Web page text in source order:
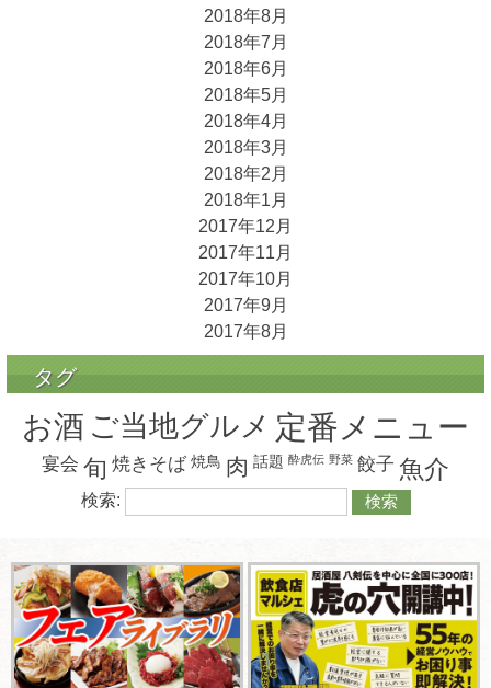
2018年8月
2018年7月
2018年6月
2018年5月
2018年4月
2018年3月
2018年2月
2018年1月
2017年12月
2017年11月
2017年10月
2017年9月
2017年8月
タグ
お酒 ご当地グルメ 定番メニュー
宴会 旬 焼きそば 焼鳥 肉 話題 酔虎伝 野菜 餃子 魚介
検索: